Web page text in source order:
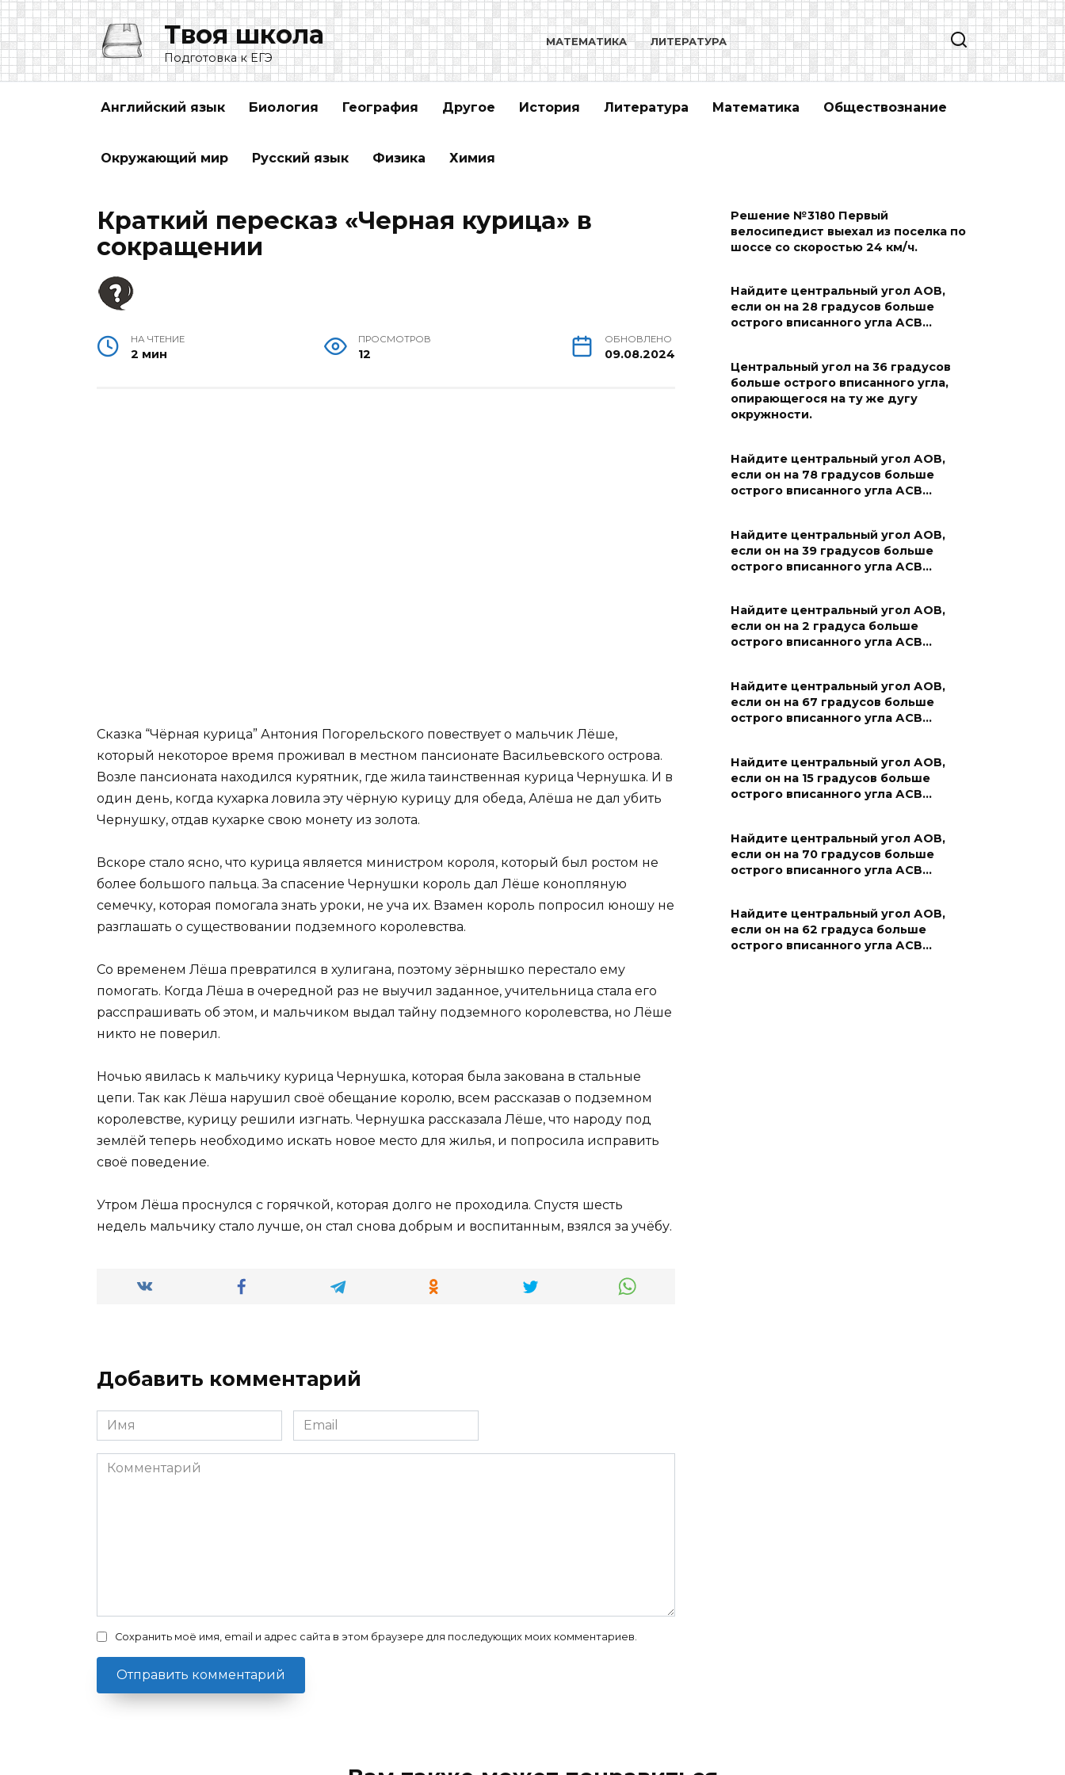
Перейти
к
содержанию
Твоя школа
Подготовка к ЕГЭ
МАТЕМАТИКА ЛИТЕРАТУРА
Английский язык Биология География Другое История Литература Математика Обществознание
Окружающий мир Русский язык Физика Химия
Краткий пересказ «Черная курица» в
сокращении
НА ЧТЕНИЕ
2 мин
ПРОСМОТРОВ
12
ОБНОВЛЕНО
09.08.2024
Сказка “Чёрная курица” Антония Погорельского повествует о мальчик Лёше,
который некоторое время проживал в местном пансионате Васильевского острова.
Возле пансионата находился курятник, где жила таинственная курица Чернушка. И в
один день, когда кухарка ловила эту чёрную курицу для обеда, Алёша не дал убить
Чернушку, отдав кухарке свою монету из золота.
Вскоре стало ясно, что курица является министром короля, который был ростом не
более большого пальца. За спасение Чернушки король дал Лёше конопляную
семечку, которая помогала знать уроки, не уча их. Взамен король попросил юношу не
разглашать о существовании подземного королевства.
Со временем Лёша превратился в хулигана, поэтому зёрнышко перестало ему
помогать. Когда Лёша в очередной раз не выучил заданное, учительница стала его
расспрашивать об этом, и мальчиком выдал тайну подземного королевства, но Лёше
никто не поверил.
Ночью явилась к мальчику курица Чернушка, которая была закована в стальные
цепи. Так как Лёша нарушил своё обещание королю, всем рассказав о подземном
королевстве, курицу решили изгнать. Чернушка рассказала Лёше, что народу под
землёй теперь необходимо искать новое место для жилья, и попросила исправить
своё поведение.
Утром Лёша проснулся с горячкой, которая долго не проходила. Спустя шесть
недель мальчику стало лучше, он стал снова добрым и воспитанным, взялся за учёбу.
Добавить комментарий
Имя
*
Email
*
Комментарий
Сохранить моё имя, email и адрес сайта в этом браузере для последующих моих комментариев.
Решение №3180 Первый
велосипедист выехал из поселка по
шоссе со скоростью 24 км/ч.
Найдите центральный угол АОВ,
если он на 28 градусов больше
острого вписанного угла АСВ…
Центральный угол на 36 градусов
больше острого вписанного угла,
опирающегося на ту же дугу
окружности.
Найдите центральный угол АОВ,
если он на 78 градусов больше
острого вписанного угла АСВ…
Найдите центральный угол АОВ,
если он на 39 градусов больше
острого вписанного угла АСВ…
Найдите центральный угол АОВ,
если он на 2 градуса больше
острого вписанного угла АСВ…
Найдите центральный угол АОВ,
если он на 67 градусов больше
острого вписанного угла АСВ…
Найдите центральный угол АОВ,
если он на 15 градусов больше
острого вписанного угла АСВ…
Найдите центральный угол АОВ,
если он на 70 градусов больше
острого вписанного угла АСВ…
Найдите центральный угол АОВ,
если он на 62 градуса больше
острого вписанного угла АСВ…